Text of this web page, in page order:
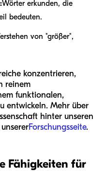
Wörter erkunden, die
bedeuten.
von "größer",
konzentrieren,
reinem
funktionalen,
entwickeln. Mehr über
hinter unseren
Forschungsseite.
Fähigkeiten für